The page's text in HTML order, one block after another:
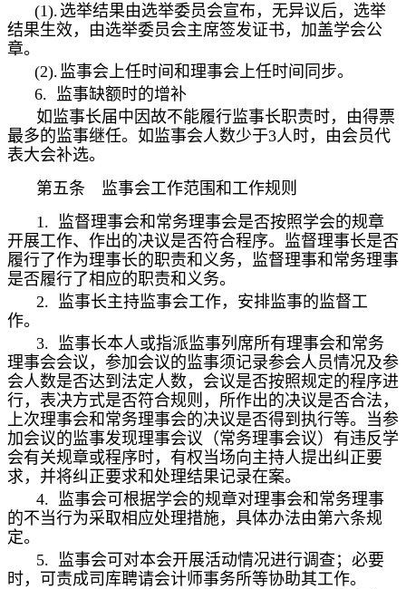
(1). 选举结果由选举委员会宣布，无异议后，选举
结果生效，由选举委员会主席签发证书，加盖学会公
章。
(2). 监事会上任时间和理事会上任时间同步。
6.
监事缺额时的增补
如监事长届中因故不能履行监事长职责时，由得票
最多的监事继任。如监事会人数少于3人时，由会员代
表大会补选。
第五条 监事会工作范围和工作规则
1.
监督理事会和常务理事会是否按照学会的规章
开展工作、作出的决议是否符合程序。监督理事长是否
履行了作为理事长的职责和义务，监督理事和常务理事
是否履行了相应的职责和义务。
2.
监事长主持监事会工作，安排监事的监督工
作。
3.
监事长本人或指派监事列席所有理事会和常务
理事会会议，参加会议的监事须记录参会人员情况及参
会人数是否达到法定人数，会议是否按照规定的程序进
行，表决方式是否符合规则，所作出的决议是否合法，
上次理事会和常务理事会的决议是否得到执行等。当参
加会议的监事发现理事会议（常务理事会议）有违反学
会有关规章或程序时，有权当场向主持人提出纠正要
求，并将纠正要求和处理结果记录在案。
4.
监事会可根据学会的规章对理事会和常务理事
的不当行为采取相应处理措施，具体办法由第六条规
定。
5.
监事会可对本会开展活动情况进行调查；必要
时，可责成司库聘请会计师事务所等协助其工作。